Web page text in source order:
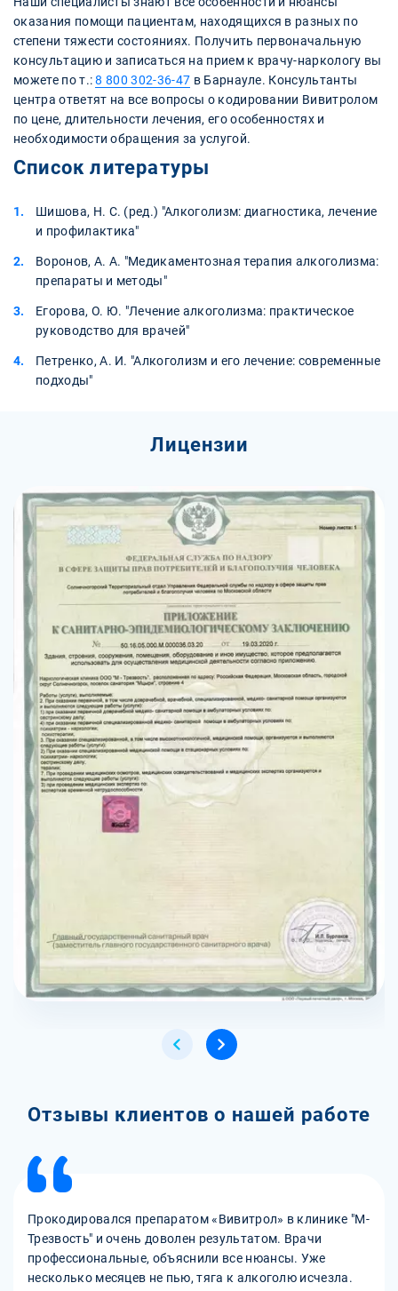
оказания помощи пациентам, находящихся в разных по
степени тяжести состояниях. Получить первоначальную
консультацию и записаться на прием к врачу-наркологу вы
можете по т.:8 800 302-36-47 в Барнауле. Консультанты
центра ответят на все вопросы о кодировании Вивитролом
по цене, длительности лечения, его особенностях и
необходимости обращения за услугой.
Список литературы
Шишова, Н. С. (ред.) "Алкоголизм: диагностика, лечение
и профилактика"
Воронов, А. А. "Медикаментозная терапия алкоголизма:
препараты и методы"
Егорова, О. Ю. "Лечение алкоголизма: практическое
руководство для врачей"
Петренко, А. И. "Алкоголизм и его лечение: современные
подходы"
Лицензии
Отзывы клиентов о нашей работе
Прокодировался препаратом «Вивитрол» в клинике "М-
Трезвость" и очень доволен результатом. Врачи
профессиональные, объяснили все нюансы. Уже
несколько месяцев не пью, тяга к алкоголю исчезла.